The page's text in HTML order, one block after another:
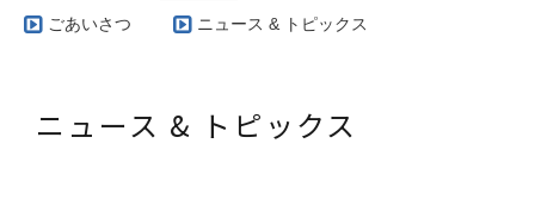
当科で扱う疾患とその治療方針（脳腫瘍編）
AVM専門外来
ごあいさつ
ニュース & トピックス
ニュース & トピックス